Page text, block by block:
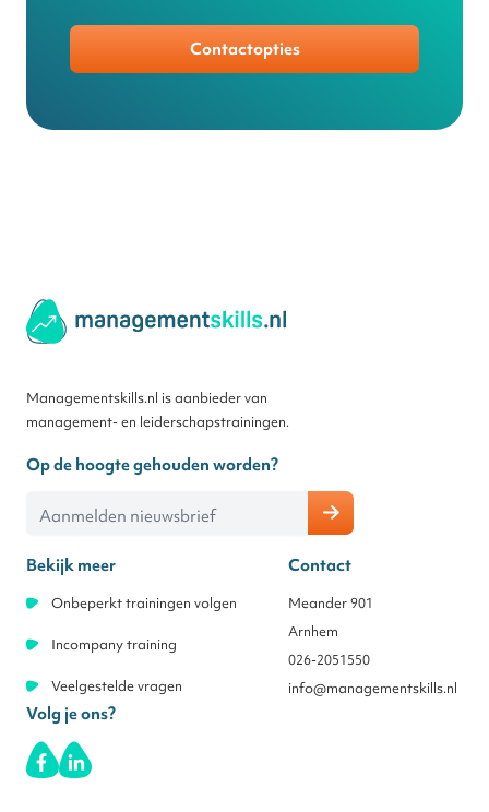
Contactopties
Bekijk meer
Onbeperkt trainingen volgen
Incompany training
Veelgestelde vragen
Contact
Meander 901
Arnhem
026-2051550
info@managementskills.nl
Volg je ons?
Managementskills.nl is aanbieder van
management- en leiderschapstrainingen.
Op de hoogte gehouden worden?